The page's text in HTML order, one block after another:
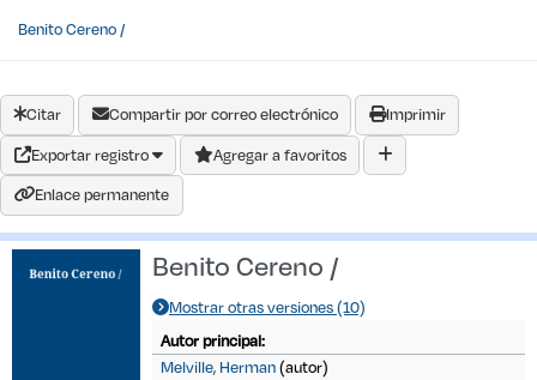
Benito Cereno /
Citar Compartir por correo electrónico
Imprimir
Exportar registro
Agregar a favoritos
Enlace permanente
Benito Cereno /
Mostrar otras versiones (10)
Autor principal:
Melville, Herman(autor)